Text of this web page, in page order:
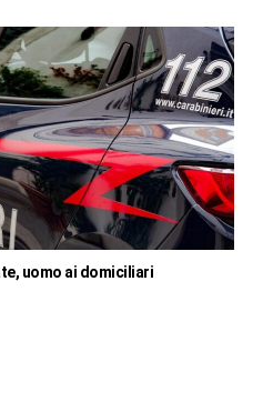
uomo ai domiciliari